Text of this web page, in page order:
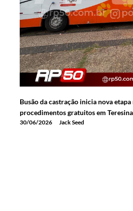
Busão da castração inicia nova
procedimentos gratuitos em Teresina
30/06/2026 Jack Seed